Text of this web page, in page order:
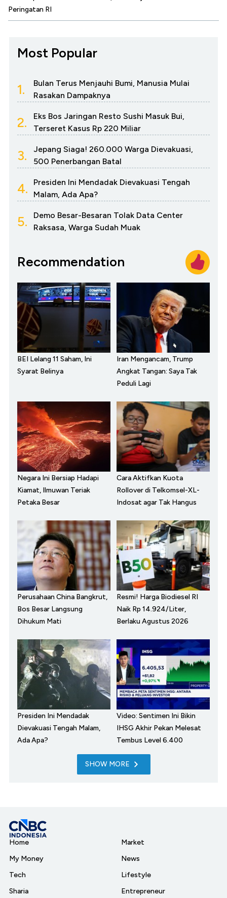
Peringatan RI
Most Popular
1.
Bulan Terus Menjauhi Bumi, Manusia Mulai
Rasakan Dampaknya
2.
Eks Bos Jaringan Resto Sushi Masuk Bui,
Terseret Kasus Rp 220 Miliar
3.
Jepang Siaga! 260.000 Warga Dievakuasi,
500 Penerbangan Batal
4.
Presiden Ini Mendadak Dievakuasi Tengah
Malam, Ada Apa?
5.
Demo Besar-Besaran Tolak Data Center
Raksasa, Warga Sudah Muak
Recommendation
BEI Lelang 11 Saham, Ini
Syarat Belinya
Iran Mengancam, Trump
Angkat Tangan: Saya Tak
Peduli Lagi
Negara Ini Bersiap Hadapi
Kiamat, Ilmuwan Teriak
Petaka Besar
Cara Aktifkan Kuota
Rollover di Telkomsel-XL-
Indosat agar Tak Hangus
Perusahaan China Bangkrut,
Bos Besar Langsung
Dihukum Mati
Resmi! Harga Biodiesel RI
Naik Rp 14.924/Liter,
Berlaku Agustus 2026
Presiden Ini Mendadak
Dievakuasi Tengah Malam,
Ada Apa?
Video: Sentimen Ini Bikin
IHSG Akhir Pekan Melesat
Tembus Level 6.400
SHOW MORE
Home
My Money
Tech
Sharia
Market
News
Lifestyle
Entrepreneur